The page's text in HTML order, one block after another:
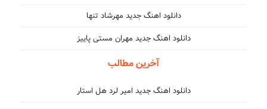
دانلود اهنگ جدید مهرشاد تنها
دانلود اهنگ جدید مهران مستی پاییز
آخرین مطالب
دانلود اهنگ جدید امیر لرد هل استار